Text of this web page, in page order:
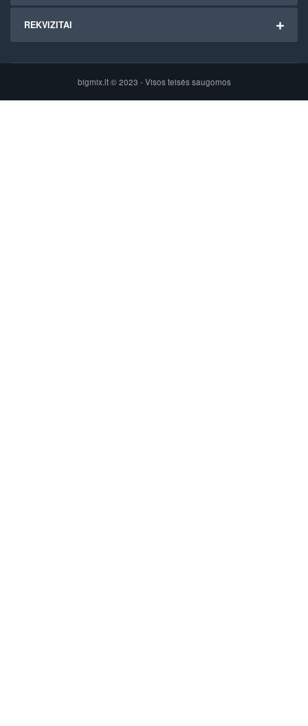
REKVIZITAI
bigmix.lt © 2023 - Visos teisės saugomos